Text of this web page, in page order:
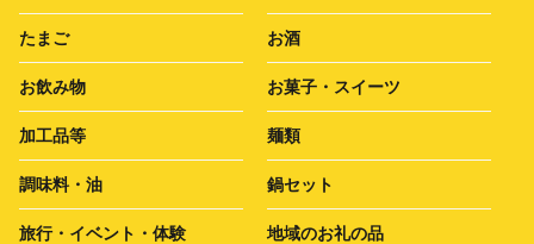
たまご お酒
お飲み物 お菓子・スイーツ
加工品等 麺類
調味料・油 鍋セット
旅行・イベント・体験 地域のお礼の品